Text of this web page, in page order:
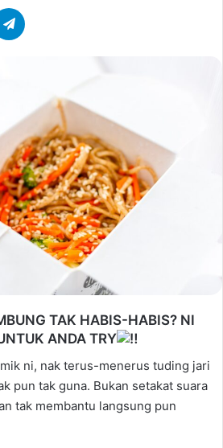
TAK HABIS-HABIS? NI
ANDA TRY
ni, nak terus-menerus tuding jari
pun tak guna. Bukan setakat suara
tak membantu langsung pun